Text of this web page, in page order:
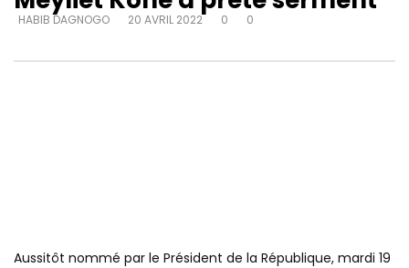
HABIB DAGNOGO 20 AVRIL 2022 0 0
Aussitôt nommé par le Président de la République, mardi 19